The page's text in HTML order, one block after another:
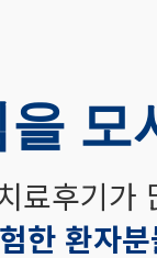
모
료후기가
한 환자